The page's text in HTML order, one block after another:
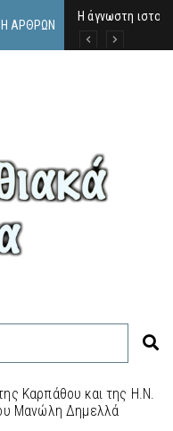
ΆΡΘΡΩΝ
Η άγνωστη
Νέος
Σύγκληση
Καρπάθου και της Η.Ν.
Μανώλη Δημελλά